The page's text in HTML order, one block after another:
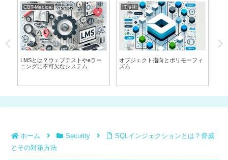
CBT-Medical
LMSとは？ウェブテストやeラー
ニングに不可欠なシステム
IT技術
オブジェクト指向とポリモーフィ
ズム
ホーム Security
SQLインジェクションとは？脅威
とその対策方法